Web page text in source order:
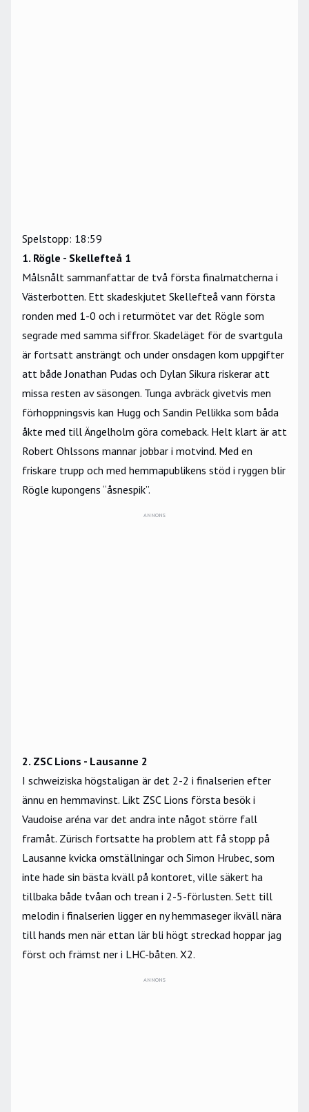
Spelstopp: 18:59
1. Rögle - Skellefteå 1
Målsnålt sammanfattar de två första finalmatcherna i
Västerbotten. Ett skadeskjutet Skellefteå vann första
ronden med 1-0 och i returmötet var det Rögle som
segrade med samma siffror. Skadeläget för de svartgula
är fortsatt ansträngt och under onsdagen kom uppgifter
att både Jonathan Pudas och Dylan Sikura riskerar att
missa resten av säsongen. Tunga avbräck givetvis men
förhoppningsvis kan Hugg och Sandin Pellikka som båda
åkte med till Ängelholm göra comeback. Helt klart är att
Robert Ohlssons mannar jobbar i motvind. Med en
friskare trupp och med hemmapublikens stöd i ryggen blir
Rögle kupongens “åsnespik”.
ANNONS
2. ZSC Lions - Lausanne 2
I schweiziska högstaligan är det 2-2 i finalserien efter
ännu en hemmavinst. Likt ZSC Lions första besök i
Vaudoise aréna var det andra inte något större fall
framåt. Zürisch fortsatte ha problem att få stopp på
Lausanne kvicka omställningar och Simon Hrubec, som
inte hade sin bästa kväll på kontoret, ville säkert ha
tillbaka både tvåan och trean i 2-5-förlusten. Sett till
melodin i finalserien ligger en ny hemmaseger ikväll nära
till hands men när ettan lär bli högt streckad hoppar jag
först och främst ner i LHC-båten. X2.
ANNONS